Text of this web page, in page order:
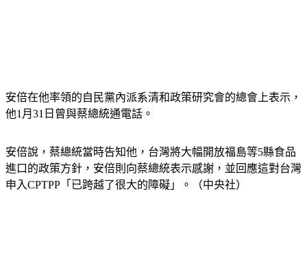
安倍在他率領的自民黨內派系清和政策研究會的總會上表示，
安倍說，蔡總統當時告知他，台灣將大幅開放福島等5縣食品
進口的政策方針，安倍則向蔡總統表示感謝，並回應這對台灣